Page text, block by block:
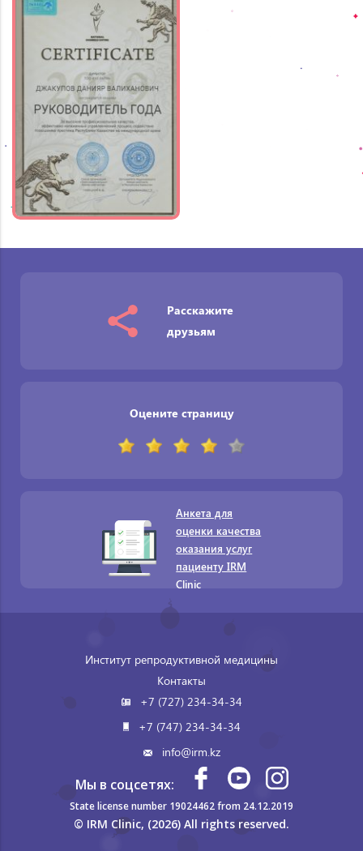
Расскажите
друзьям
Оцените страницу
Анкета для
оценки качества
оказания услуг
пациенту IRM
Clinic
Институт репродуктивной медицины
Контакты
+7 (727) 234-34-34
+7 (747) 234-34-34
info@irm.kz
Мы в соцсетях:
State license number 19024462 from 24.12.2019
© IRM Clinic, (2026) All rights reserved.